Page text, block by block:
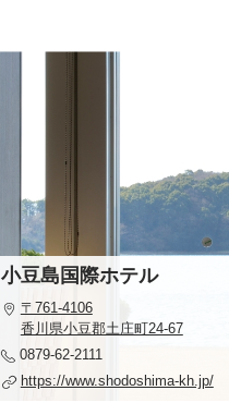
小豆島国際ホテル
〒761-4106
香川県小豆郡土庄町24-67
0879-62-2111
https://www.shodoshima-kh.jp/